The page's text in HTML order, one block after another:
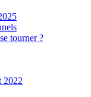
tourner ?
2022